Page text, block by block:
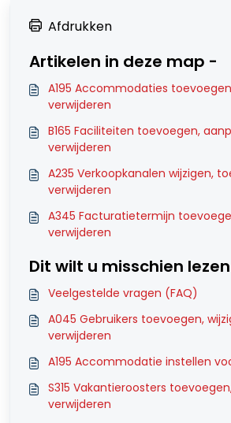
Afdrukken
Artikelen in deze map -
A195 Accommodaties
verwijderen
B165 Faciliteiten toevoegen,
verwijderen
A235 Verkoopkanalen wijzigen,
verwijderen
A345 Facturatietermijn
verwijderen
Dit wilt u misschien
Veelgestelde vragen (FAQ)
A045 Gebruikers toevoegen,
verwijderen
A195 Accommodatie instellen
S315 Vakantieroosters
verwijderen